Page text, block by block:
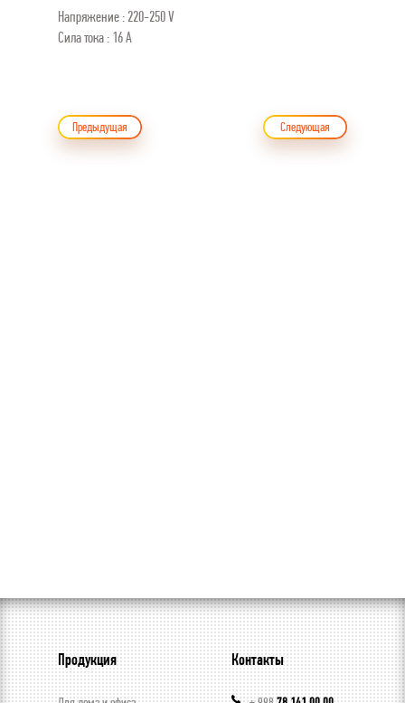
Напряжение : 220-250 V
Сила тока : 16 A
Предыдущая Следующая
Продукция Контакты